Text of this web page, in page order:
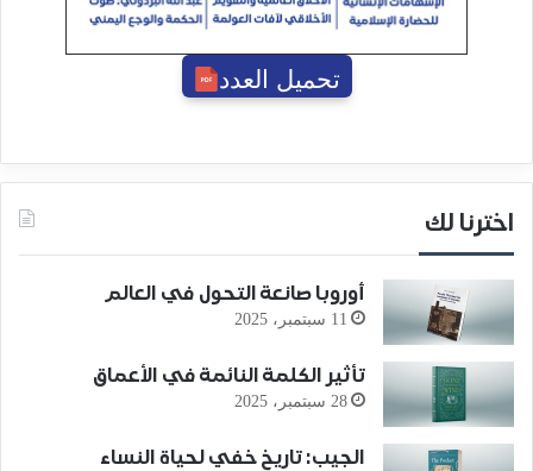
تحميل العدد
اخترنا لك
أوروبا صانعة التحول في العالم
11 سبتمبر، 2025
تأثير الكلمة النائمة في الأعماق
28 سبتمبر، 2025
الجيب: تاريخ خفي لحياة النساء